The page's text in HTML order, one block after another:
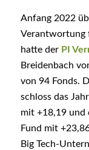
Anfang 2022
Verantwortung
hatte der PI
Breidenbach
von 94 Fonds.
schloss das
mit +18,19
Fund mit
Big Tech-